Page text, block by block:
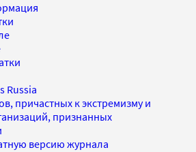
Russia
причастных к экстремизму и
признанных
версию журнала